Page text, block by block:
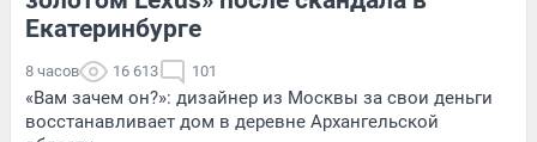
Екатеринбурге
8 часов 16 613 101
«Вам зачем он?»: дизайнер из Москвы за свои деньги
восстанавливает дом в деревне Архангельской